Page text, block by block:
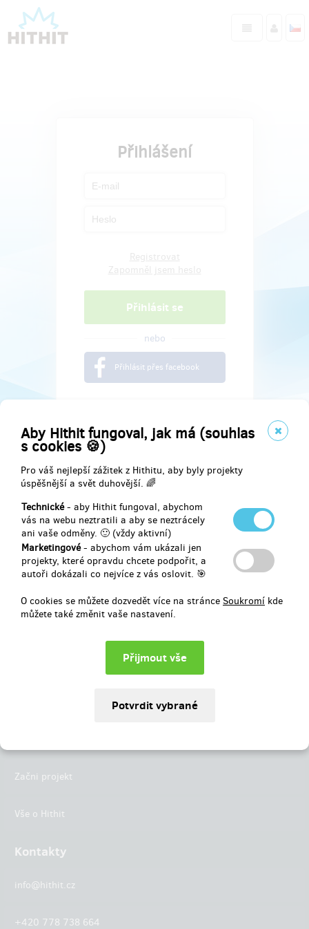
Aby Hithit fungoval, jak má (souhlas
s cookies 🍪)
Pro váš nejlepší zážitek z Hithitu, aby byly projekty
úspěšnější a svět duhovější. 🌈
Technické- aby Hithit fungoval, abychom
vás na webu neztratili a aby se neztrácely
ani vaše odměny. 🙂 (vždy aktivní)
Marketingové- abychom vám ukázali jen
projekty, které opravdu chcete podpořit, a
autoři dokázali co nejvíce z vás oslovit. 🎯
O cookies se můžete dozvedět více na stránce Soukromí kde
můžete také změnit vaše nastavení.
Přihlášení
nebo
Přihlásit přes facebook
Najdete nás na
Začni projekt
Vše o Hithit
Kontakty
info@hithit.cz
+420 778 738 664